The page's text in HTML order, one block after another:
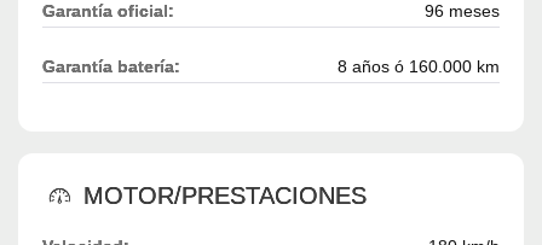
Garantía oficial: 96 meses
Garantía batería: 8 años ó 160.000 km
MOTOR/PRESTACIONES